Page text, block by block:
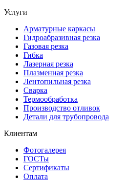
Услуги
Арматурные каркасы
Гидроабразивная резка
Газовая резка
Гибка
Лазерная резка
Плазменная резка
Лентопильная резка
Сварка
Термообработка
Производство отливок
Детали для трубопровода
Клиентам
Фотогалерея
ГОСТы
Сертификаты
Оплата